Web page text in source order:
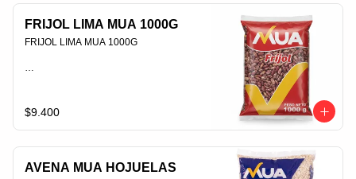
FRIJOL LIMA MUA 1000G
FRIJOL LIMA MUA 1000G
PLU 009180
$9.400
AVENA MUA HOJUELAS